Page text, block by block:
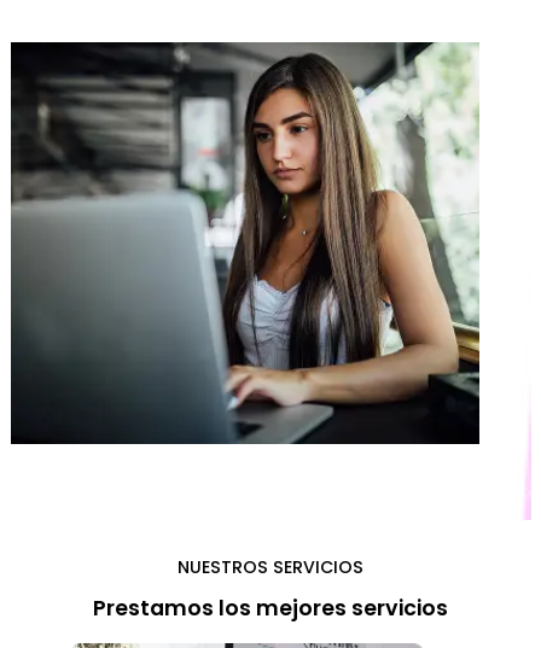
NUESTROS SERVICIOS
Prestamos los mejores servicios